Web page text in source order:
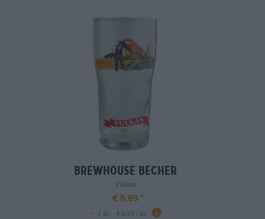
brewhouse becher
Vulkan
€ 5,69
-
1 St. - € 5,69 / St.